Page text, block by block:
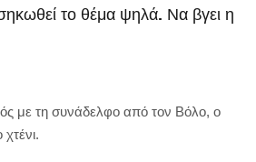
το θέμα ψηλά. Να βγει η
με τη συνάδελφο από τον Βόλο, ο